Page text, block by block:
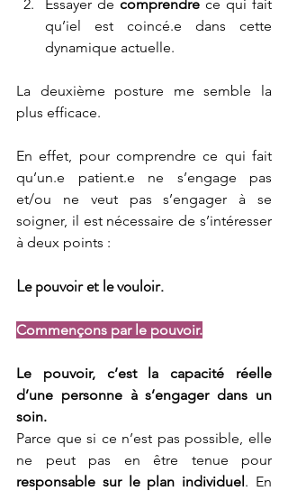
Essayer de comprendre ce qui fait
qu’iel est coincé.e dans cette
dynamique actuelle.
La deuxième posture me semble la
plus efficace.
En effet, pour comprendre ce qui fait
qu’un.e patient.e ne s’engage pas
et/ou ne veut pas s’engager à se
soigner, il est nécessaire de s’intéresser
à deux points :
Le pouvoir et le vouloir.
Commençons par le pouvoir.
Le pouvoir, c’est la capacité réelle
d’une personne à s’engager dans un
soin.
Parce que si ce n’est pas possible, elle
responsable sur le plan individuel. En